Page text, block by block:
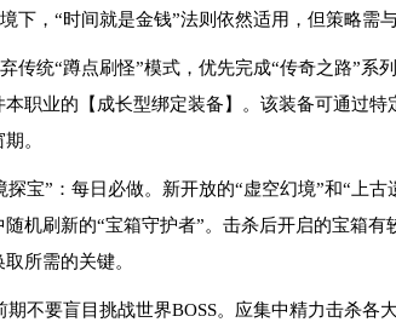
下，“时间就是金钱”法则依然适用，但策略需与
传统“蹲点刷怪”模式，优先完成“传奇之路”
职业的【成长型绑定装备】。该装备可通过
。
探宝”：每日必做。新开放的“虚空幻境”和“上
机刷新的“宝箱守护者”。击杀后开启的宝箱
所需的关键。
期不要盲目挑战世界BOSS。应集中精力击杀